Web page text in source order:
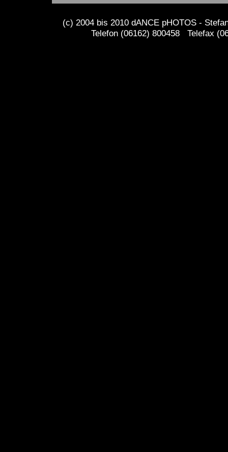
(c) 2004 bis 2010 dANCE pHOTOS -
Telefon (06162) 800458 Telefax